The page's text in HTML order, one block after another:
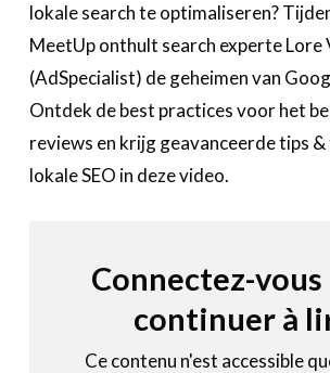
lokale search te optimaliseren?
MeetUp onthult search experte Lore
(AdSpecialist) de geheimen van
Ontdek de best practices voor het
reviews en krijg geavanceerde tips
lokale SEO in deze video.
Connectez-
continuer à
Ce contenu n'est accessible